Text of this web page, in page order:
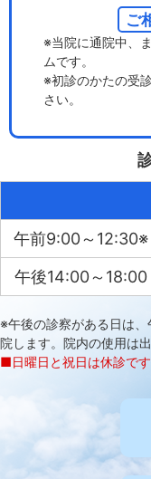
ご
※当院に通院中、
ムです。
※初診のかたの受
さい。
午前9:00～12:30※
午後14:00～18:00
※午後の診察がある日は
院します。院内の使用は出
■日曜日と祝日は休診です